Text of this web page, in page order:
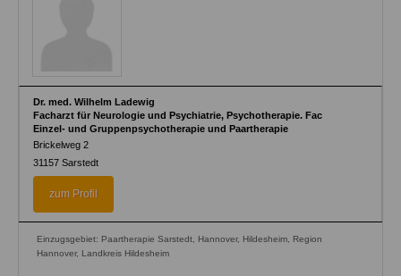
Dr. med. Wilhelm Ladewig
Facharzt für Neurologie und Psychiatrie, Psychotherapie. Fac
Einzel- und Gruppenpsychotherapie und Paartherapie
Brickelweg 2
31157 Sarstedt
zum Profil
Einzugsgebiet: Paartherapie Sarstedt, Hannover, Hildesheim, Region
Hannover, Landkreis Hildesheim